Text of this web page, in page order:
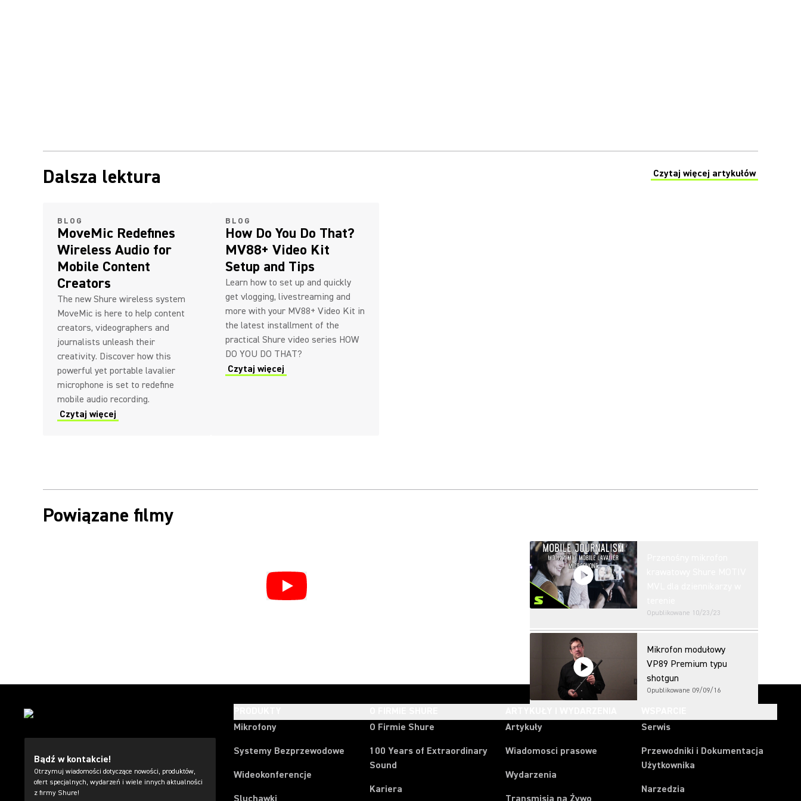
Dalsza lektura Czytaj więcej artykułów
(Opens in a new tab)
BLOG
MoveMic Redefines
Wireless Audio for
Mobile Content
Creators
The new Shure wireless system
MoveMic is here to help content
creators, videographers and
journalists unleash their
creativity. Discover how this
powerful yet portable lavalier
microphone is set to redefine
mobile audio recording.
Czytaj więcej
BLOG
How Do You Do That?
MV88+ Video Kit
Setup and Tips
Learn how to set up and quickly
get vlogging, livestreaming and
more with your MV88+ Video Kit in
the latest installment of the
practical Shure video series HOW
DO YOU DO THAT?
Czytaj więcej
Powiązane filmy
Opublikowane 10/23/23
Mikrofon modułowy
VP89 Premium typu
shotgun
Opublikowane 09/09/16
Bądź w kontakcie!
Otrzymuj wiadomości dotyczące nowości, produktów,
ofert specjalnych, wydarzeń i wiele innych aktualności
z firmy Shure!
Mikrofony
Systemy Bezprzewodowe
Wideokonferencje
Sluchawki
O Firmie Shure
100 Years of Extraordinary
Sound
Kariera
Artykuły
Wiadomosci prasowe
Wydarzenia
Transmisja na Żywo
Serwis
Przewodniki i Dokumentacja
Użytkownika
Narzedzia